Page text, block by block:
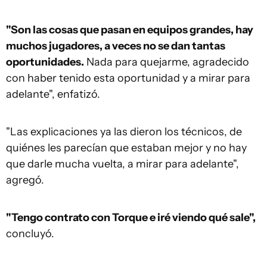
"Son las cosas que pasan en equipos grandes, hay
muchos jugadores, a veces no se dan tantas
oportunidades. Nada para quejarme, agradecido
con haber tenido esta oportunidad y a mirar para
adelante", enfatizó.
"Las explicaciones ya las dieron los técnicos, de
quiénes les parecían que estaban mejor y no hay
que darle mucha vuelta, a mirar para adelante",
agregó.
"Tengo contrato con Torque e iré viendo qué sale",
concluyó.